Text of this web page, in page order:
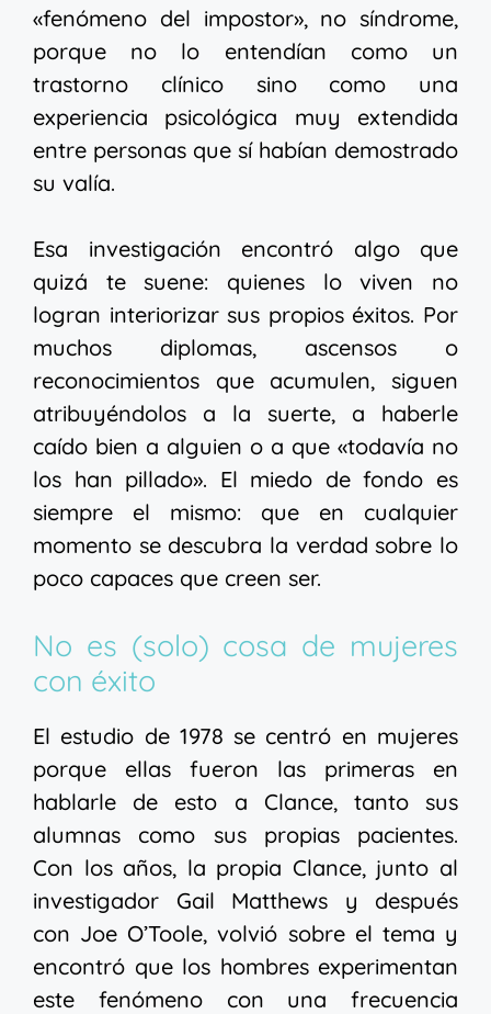
«fenómeno del impostor», no síndrome,
porque no lo entendían como un
trastorno clínico sino como una
experiencia psicológica muy extendida
entre personas que sí habían demostrado
su valía.
Esa investigación encontró algo que
quizá te suene: quienes lo viven no
logran interiorizar sus propios éxitos. Por
muchos diplomas, ascensos o
reconocimientos que acumulen, siguen
atribuyéndolos a la suerte, a haberle
caído bien a alguien o a que «todavía no
los han pillado». El miedo de fondo es
siempre el mismo: que en cualquier
momento se descubra la verdad sobre lo
poco capaces que creen ser.
No es (solo) cosa de mujeres
con éxito
El estudio de 1978 se centró en mujeres
porque ellas fueron las primeras en
hablarle de esto a Clance, tanto sus
alumnas como sus propias pacientes.
Con los años, la propia Clance, junto al
investigador Gail Matthews y después
con Joe O’Toole, volvió sobre el tema y
encontró que los hombres experimentan
este fenómeno con una frecuencia